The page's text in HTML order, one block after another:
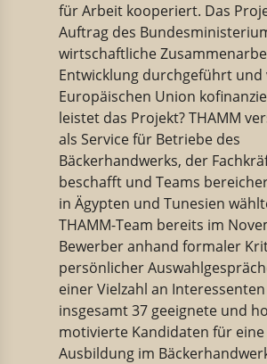
für Arbeit kooperiert. Das
Auftrag des
wirtschaftliche
Entwicklung durchgeführt und
Europäischen Union
leistet das Projekt? THAMM
als Service für Betriebe des
Bäckerhandwerks, der
beschafft und Teams
in Ägypten und Tunesien
THAMM-Team bereits im
Bewerber anhand formaler
persönlicher
einer Vielzahl an
insgesamt 37 geeignete und
motivierte Kandidaten für eine
Ausbildung im